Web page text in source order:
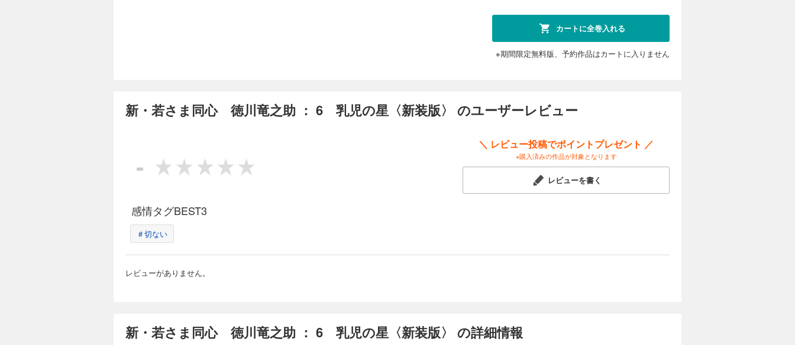
カートに全巻入れる
※期間限定無料版、予約作品はカートに入りません
新・若さま同心 徳川竜之助 ： 6 乳児の星〈新装版〉 のユーザーレビュー
-
＼ レビュー投稿でポイントプレゼント ／
※購入済みの作品が対象となります
レビューを書く
感情タグBEST3
＃切ない
レビューがありません。
新・若さま同心 徳川竜之助 ： 6 乳児の星〈新装版〉 の詳細情報